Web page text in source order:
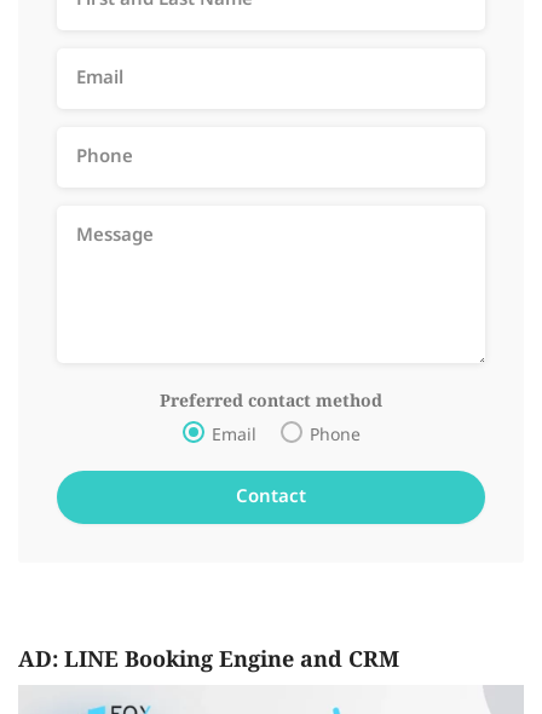
Preferred contact method
Email Phone
AD: LINE Booking Engine and CRM